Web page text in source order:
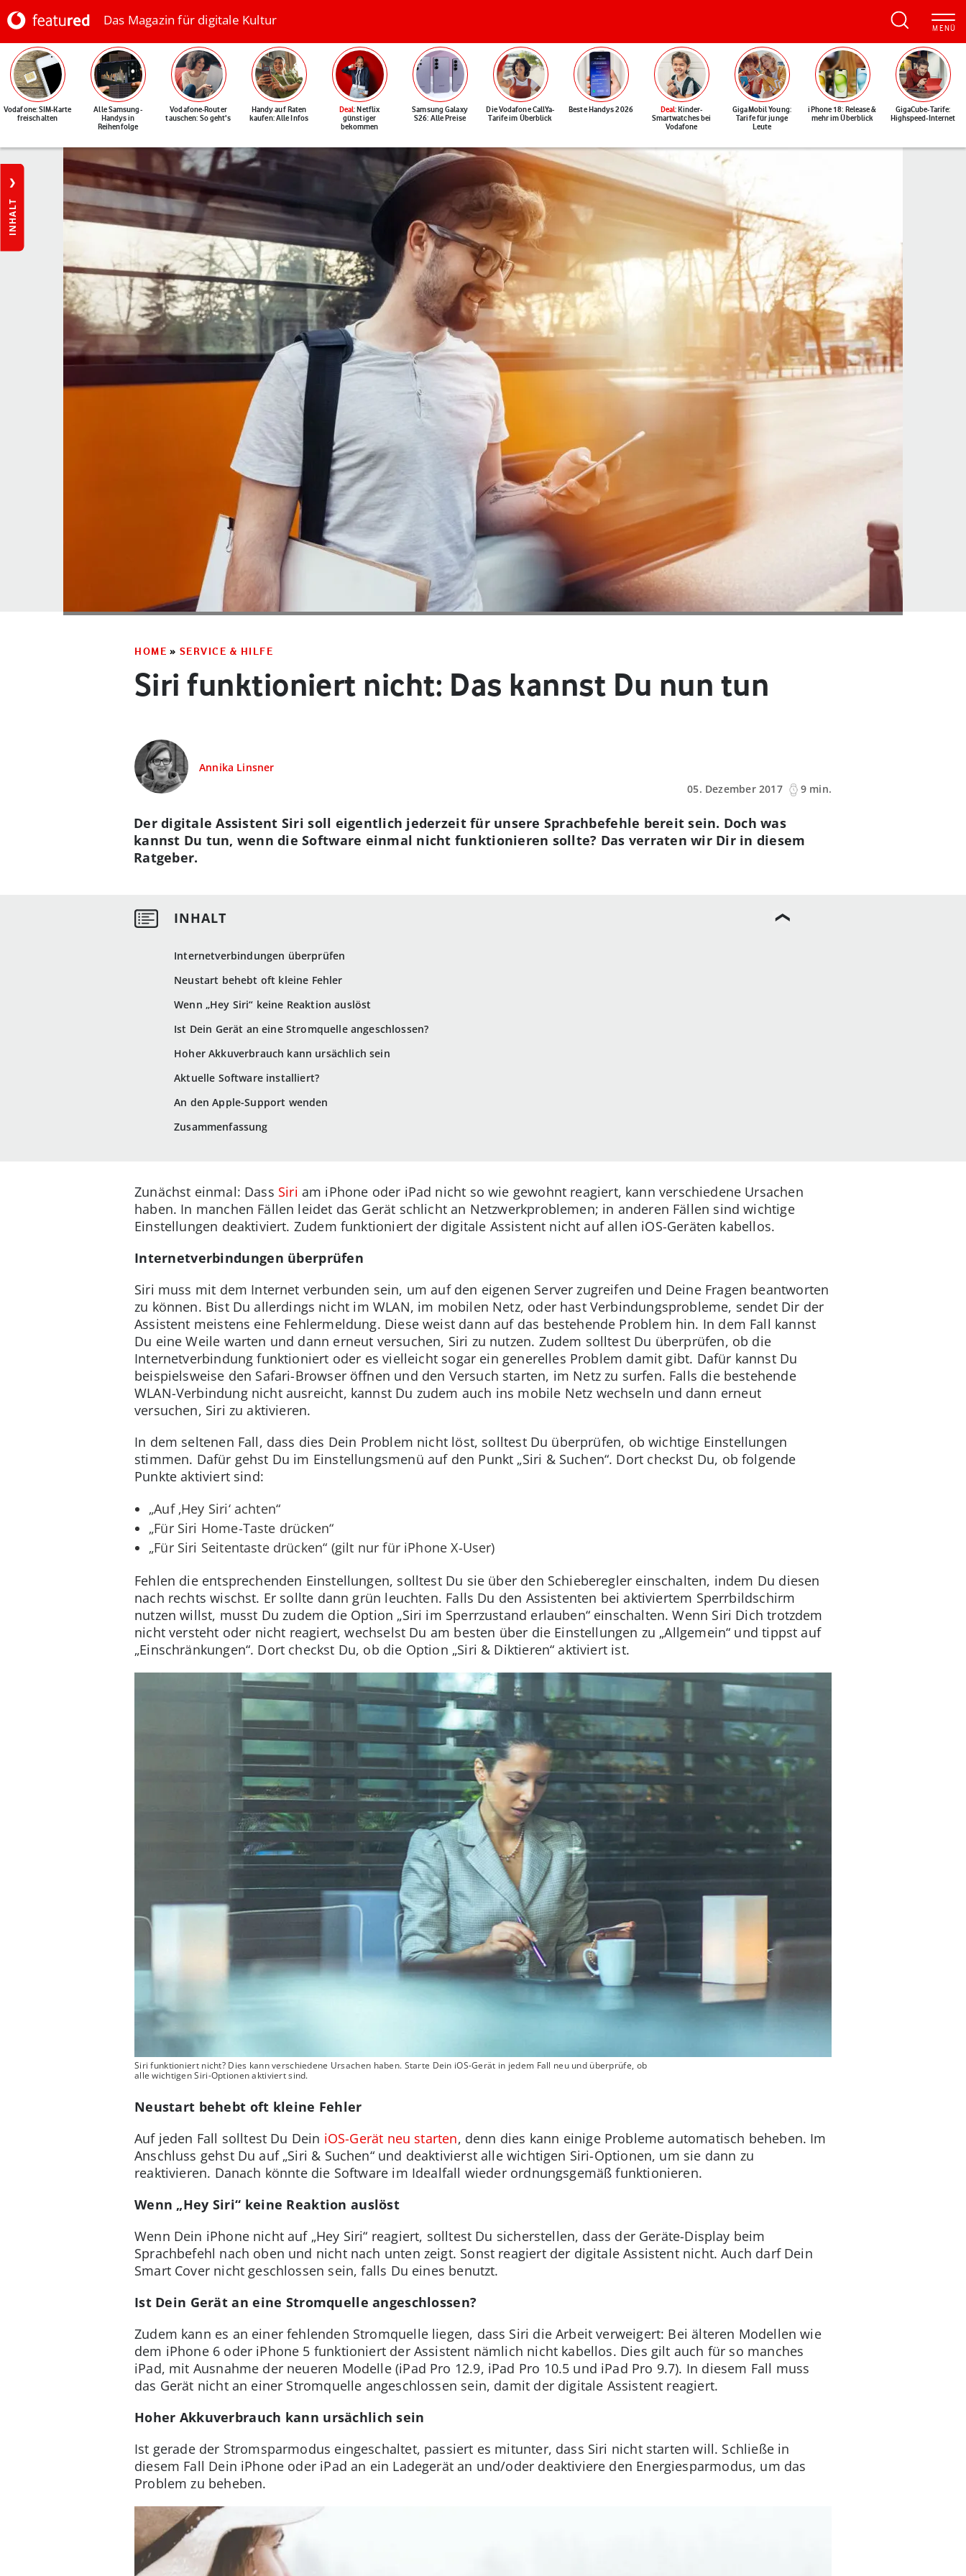
Das Magazin für digitale Kultur
Vodafone: SIM-Karte
freischalten
Alle Samsung-
Handys in
Reihenfolge
Vodafone-Router
tauschen: So geht's
Handy auf Raten
kaufen: Alle Infos
Deal: Netflix
günstiger
bekommen
Samsung Galaxy
S26: Alle Preise
Die Vodafone CallYa-
Tarife im Überblick
Beste Handys 2026 Deal: Kinder-
Smartwatches bei
Vodafone
GigaMobil Young:
Tarife für junge
Leute
iPhone 18: Release &
mehr im Überblick
GigaCube-Tarife:
Highspeed-Internet
INHALT
HOME » SERVICE & HILFE
Siri funktioniert nicht: Das kannst Du nun tun
Annika Linsner
05. Dezember 2017
9 min.
Internetverbindungen überprüfen
Neustart behebt oft kleine Fehler
Wenn „Hey Siri“ keine Reaktion auslöst
Ist Dein Gerät an eine Stromquelle angeschlossen?
Hoher Akkuverbrauch kann ursächlich sein
Aktuelle Software installiert?
An den Apple-Support wenden
Zusammenfassung
Der digitale Assistent Siri soll eigentlich jederzeit für unsere Sprachbefehle bereit sein. Doch was
kannst Du tun, wenn die Software einmal nicht funktionieren sollte? Das verraten wir Dir in diesem
Ratgeber.
Zunächst einmal: Dass Siri am iPhone oder iPad nicht so wie gewohnt reagiert, kann verschiedene Ursachen
haben. In manchen Fällen leidet das Gerät schlicht an Netzwerkproblemen; in anderen Fällen sind wichtige
Einstellungen deaktiviert. Zudem funktioniert der digitale Assistent nicht auf allen iOS-Geräten kabellos.
Internetverbindungen überprüfen
Siri muss mit dem Internet verbunden sein, um auf den eigenen Server zugreifen und Deine Fragen beantworten
zu können. Bist Du allerdings nicht im WLAN, im mobilen Netz, oder hast Verbindungsprobleme, sendet Dir der
Assistent meistens eine Fehlermeldung. Diese weist dann auf das bestehende Problem hin. In dem Fall kannst
Du eine Weile warten und dann erneut versuchen, Siri zu nutzen. Zudem solltest Du überprüfen, ob die
Internetverbindung funktioniert oder es vielleicht sogar ein generelles Problem damit gibt. Dafür kannst Du
beispielsweise den Safari-Browser öffnen und den Versuch starten, im Netz zu surfen. Falls die bestehende
WLAN-Verbindung nicht ausreicht, kannst Du zudem auch ins mobile Netz wechseln und dann erneut
versuchen, Siri zu aktivieren.
In dem seltenen Fall, dass dies Dein Problem nicht löst, solltest Du überprüfen, ob wichtige Einstellungen
stimmen. Dafür gehst Du im Einstellungsmenü auf den Punkt „Siri & Suchen“. Dort checkst Du, ob folgende
Punkte aktiviert sind:
„Auf ‚Hey Siri‘ achten“
„Für Siri Home-Taste drücken“
„Für Siri Seitentaste drücken“ (gilt nur für iPhone X-User)
Fehlen die entsprechenden Einstellungen, solltest Du sie über den Schieberegler einschalten, indem Du diesen
nach rechts wischst. Er sollte dann grün leuchten. Falls Du den Assistenten bei aktiviertem Sperrbildschirm
nutzen willst, musst Du zudem die Option „Siri im Sperrzustand erlauben“ einschalten. Wenn Siri Dich trotzdem
nicht versteht oder nicht reagiert, wechselst Du am besten über die Einstellungen zu „Allgemein“ und tippst auf
„Einschränkungen“. Dort checkst Du, ob die Option „Siri & Diktieren“ aktiviert ist.
Siri funktioniert nicht? Dies kann verschiedene Ursachen haben. Starte Dein iOS-Gerät in jedem Fall neu und überprüfe, ob
alle wichtigen Siri-Optionen aktiviert sind.
Neustart behebt oft kleine Fehler
Auf jeden Fall solltest Du Dein iOS-Gerät neu starten, denn dies kann einige Probleme automatisch beheben. Im
Anschluss gehst Du auf „Siri & Suchen“ und deaktivierst alle wichtigen Siri-Optionen, um sie dann zu
reaktivieren. Danach könnte die Software im Idealfall wieder ordnungsgemäß funktionieren.
Wenn „Hey Siri“ keine Reaktion auslöst
Wenn Dein iPhone nicht auf „Hey Siri“ reagiert, solltest Du sicherstellen, dass der Geräte-Display beim
Sprachbefehl nach oben und nicht nach unten zeigt. Sonst reagiert der digitale Assistent nicht. Auch darf Dein
Smart Cover nicht geschlossen sein, falls Du eines benutzt.
Ist Dein Gerät an eine Stromquelle angeschlossen?
Zudem kann es an einer fehlenden Stromquelle liegen, dass Siri die Arbeit verweigert: Bei älteren Modellen wie
dem iPhone 6 oder iPhone 5 funktioniert der Assistent nämlich nicht kabellos. Dies gilt auch für so manches
iPad, mit Ausnahme der neueren Modelle (iPad Pro 12.9, iPad Pro 10.5 und iPad Pro 9.7). In diesem Fall muss
das Gerät nicht an einer Stromquelle angeschlossen sein, damit der digitale Assistent reagiert.
Hoher Akkuverbrauch kann ursächlich sein
Ist gerade der Stromsparmodus eingeschaltet, passiert es mitunter, dass Siri nicht starten will. Schließe in
diesem Fall Dein iPhone oder iPad an ein Ladegerät an und/oder deaktiviere den Energiesparmodus, um das
Problem zu beheben.